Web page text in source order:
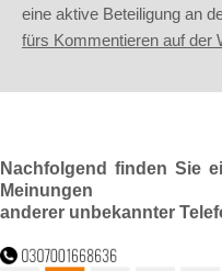
eine aktive Beteiligung an
fürs Kommentieren auf der
Nachfolgend finden Sie
Meinungen
anderer unbekannter